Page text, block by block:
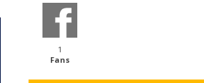
1
Fans